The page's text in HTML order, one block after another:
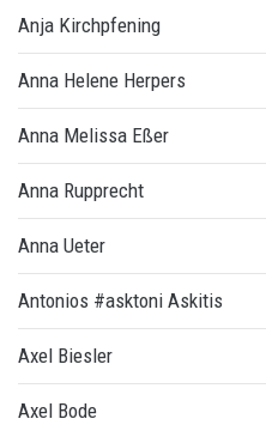
Anja Kirchpfening
Anna Helene Herpers
Anna Melissa Eßer
Anna Rupprecht
Anna Ueter
Antonios #asktoni Askitis
Axel Biesler
Axel Bode